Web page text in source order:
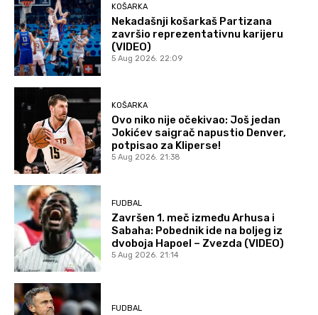
KOŠARKA
Nekadašnji košarkaš Partizana
završio reprezentativnu karijeru
(VIDEO)
5 Aug 2026. 22:09
KOŠARKA
Ovo niko nije očekivao: Još jedan
Jokićev saigrač napustio Denver,
potpisao za Kliperse!
5 Aug 2026. 21:38
FUDBAL
Završen 1. meč između Arhusa i
Sabaha: Pobednik ide na boljeg iz
dvoboja Hapoel – Zvezda (VIDEO)
5 Aug 2026. 21:14
FUDBAL